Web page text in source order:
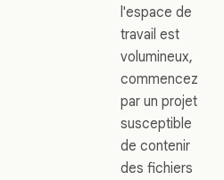
l'espace de
travail est
volumineux,
commencez
par un projet
susceptible
de contenir
des fichiers